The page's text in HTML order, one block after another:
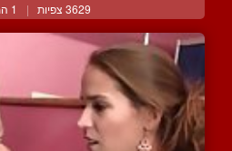
3629 צפיות | 1 המלצות